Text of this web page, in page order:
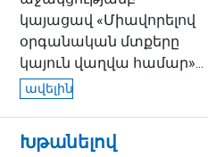
կայացավ «Միավորելով
օրգանական մտքերը
կայուն վաղվա համար»...
ավելին
Խթանելով